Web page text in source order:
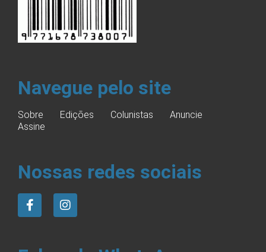
Navegue pelo site
Sobre Edições Colunistas
Anuncie
Assine
Nossas redes sociais